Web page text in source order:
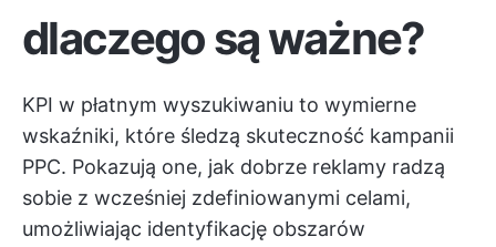
dlaczego są ważne?
KPI w płatnym wyszukiwaniu to wymierne
wskaźniki, które śledzą skuteczność kampanii
PPC. Pokazują one, jak dobrze reklamy radzą
sobie z wcześniej zdefiniowanymi celami,
umożliwiając identyfikację obszarów